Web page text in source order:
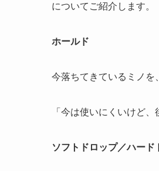
についてご紹介します。
ホールド
今落ちてきているミノを
「今は使いにくいけど
ソフトドロップ／ハード